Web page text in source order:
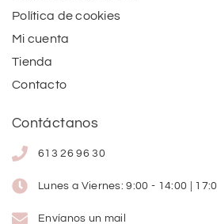
Política de cookies
Mi cuenta
Tienda
Contacto
Contáctanos
613 26 96 30
Lunes a Viernes: 9:00 - 14:00 |
Envíanos un mail